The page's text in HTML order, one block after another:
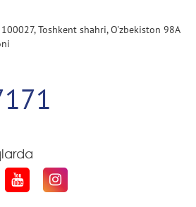
Toshkent shahri, O'zbekiston 98A